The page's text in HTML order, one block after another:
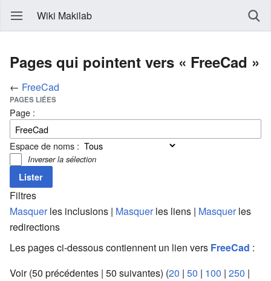
Wiki Makilab
Pages qui pointent vers « FreeCad »
← FreeCad
PAGES LIÉES
Page :
Espace de noms :
Inverser la sélection
Filtres
Masquerles inclusions | Masquerles liens | Masquerles
redirections
Les pages ci-dessous contiennent un lien vers FreeCad :
Voir (50 précédentes | 50 suivantes) (20 | 50 | 100 | 250 |